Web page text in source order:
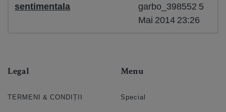
sentimentala
garbo_398552 5
Mai 2014 23:26
Legal
TERMENI & CONDIȚII
Menu
Special